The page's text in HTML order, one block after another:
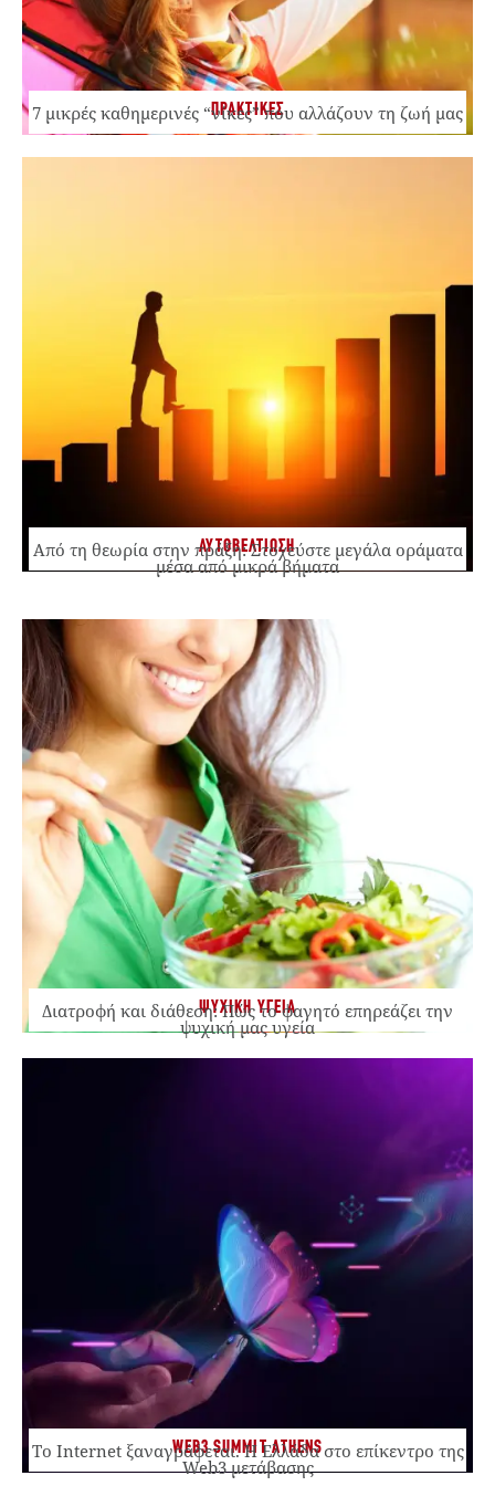
ΠΡΑΚΤΙΚΕΣ
7 μικρές καθημερινές “νίκες” που αλλάζουν τη ζωή μας
ΑΥΤΟΒΕΛΤΙΩΣΗ
Από τη θεωρία στην πράξη: Στοχεύστε μεγάλα οράματα
μέσα από μικρά βήματα
ΨΥΧΙΚΗ ΥΓΕΙΑ
Διατροφή και διάθεση: Πώς το φαγητό επηρεάζει την
ψυχική μας υγεία
WEB3 SUMMIT ATHENS
Το Internet ξαναγράφεται. Η Ελλάδα στο επίκεντρο της
Web3 μετάβασης